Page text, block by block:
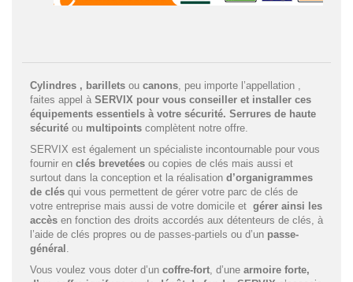
Cylindres , barillets ou canons , peu importe l’appellation ,
faites appel à SERVIX pour vous conseiller et installer ces
équipements essentiels à votre sécurité. Serrures de haute
sécurité ou multipoints complètent notre offre.
SERVIX est également un spécialiste incontournable pour vous
fournir en clés brevetées ou copies de clés mais aussi et
surtout dans la conception et la réalisation d’organigrammes
de clés qui vous permettent de gérer votre parc de clés de
votre entreprise mais aussi de votre domicile et gérer ainsi les
accès en fonction des droits accordés aux détenteurs de clés, à
l’aide de clés propres ou de passes-partiels ou d’un passe-
général
Vous voulez vous doter d’un coffre-fort , d’une armoire forte,